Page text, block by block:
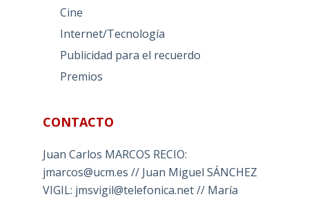
Cine
Internet/Tecnología
Publicidad para el recuerdo
Premios
CONTACTO
Juan Carlos MARCOS RECIO:
jmarcos@ucm.es // Juan Miguel SÁNCHEZ
VIGIL: jmsvigil@telefonica.net // María